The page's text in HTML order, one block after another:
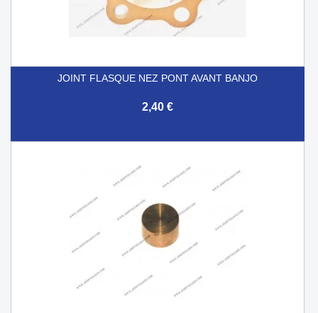
JOINT FLASQUE NEZ PONT AVANT BANJO
2,40 €